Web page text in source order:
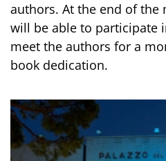
authors. At the end of the
will be able to participate
meet the authors for a
book dedication.